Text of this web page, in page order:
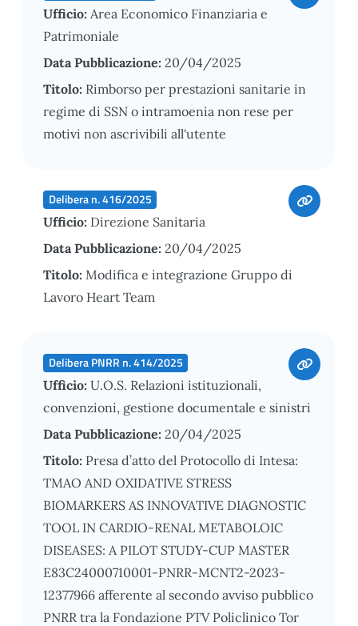
Ufficio: Area Economico Finanziaria e
Patrimoniale
Data Pubblicazione: 20/04/2025
Titolo: Rimborso per prestazioni sanitarie in
regime di SSN o intramoenia non rese per
motivi non ascrivibili all'utente
Delibera n. 416/2025
Ufficio: Direzione Sanitaria
Data Pubblicazione: 20/04/2025
Titolo: Modifica e integrazione Gruppo di
Lavoro Heart Team
Delibera PNRR n. 414/2025
Ufficio: U.O.S. Relazioni istituzionali,
convenzioni, gestione documentale e sinistri
Data Pubblicazione: 20/04/2025
Titolo: Presa d’atto del Protocollo di Intesa:
TMAO AND OXIDATIVE STRESS
BIOMARKERS AS INNOVATIVE DIAGNOSTIC
TOOL IN CARDIO-RENAL METABOLOIC
DISEASES: A PILOT STUDY-CUP MASTER
E83C24000710001-PNRR-MCNT2-2023-
12377966 afferente al secondo avviso pubblico
PNRR tra la Fondazione PTV Policlinico Tor